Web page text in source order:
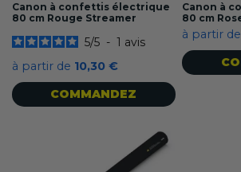
Canon à confettis électrique
80 cm Rouge Streamer
5/5 - 1 avis
à partir de 10,30 €
COMMANDEZ
Canon à
80 cm
à partir de